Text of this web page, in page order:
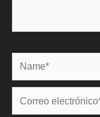
Name*
Correo
electrónico*